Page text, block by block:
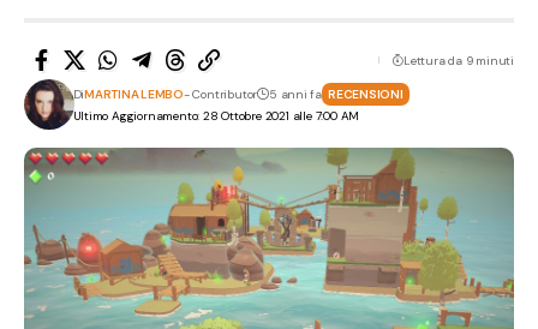
Ultimo Aggiornamento: 28 Ottobre 2021 alle 7:00 AM
DiMARTINA LEMBO- Contributor 5 anni fa RECENSIONI
Lettura da 9 minuti